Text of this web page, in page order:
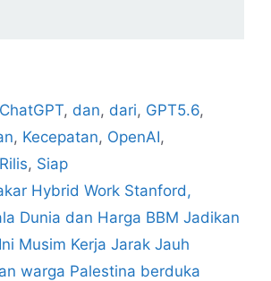
ChatGPT, dan, dari, GPT5.6,
, Kecepatan, OpenAI,
Rilis, Siap
Hybrid Work Stanford,
Dunia dan Harga BBM Jadikan
Musim Kerja Jarak Jauh
warga Palestina berduka